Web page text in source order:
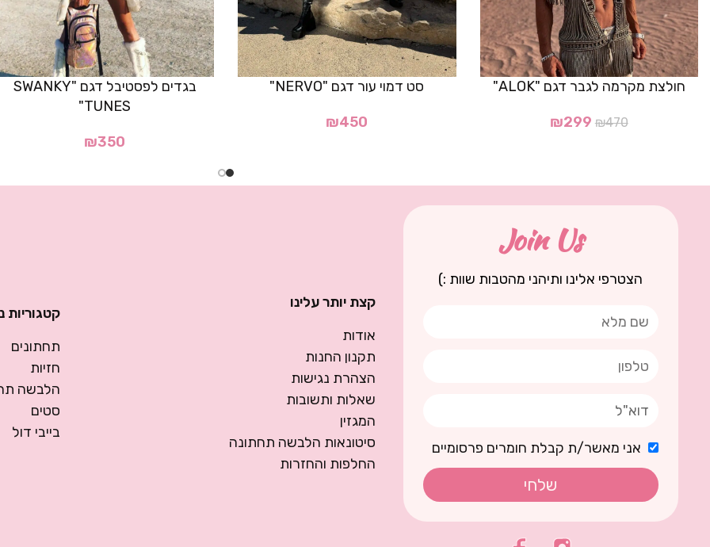
חולצת מקרמה לגבר דגם "ALOK"
₪470
₪299
סט דמוי עור דגם "NERVO"
₪450
בגדים לפסטיבל דגם "SWANKY
TUNES"
₪350
Join Us
הצטרפי אלינו ותיהני מהטבות שוות :)
אני מאשר/ת קבלת חומרים פרסומיים
שלחי
קצת יותר עלינו
אודות
תקנון החנות
הצהרת נגישות
שאלות ותשובות
המגזין
סיטונאות הלבשה תחתונה
החלפות והחזרות
קטגוריות
תחתונים
חזיות
הלבשה
סטים
בייבי דול